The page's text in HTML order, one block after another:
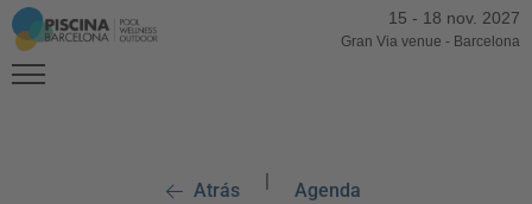
15 - 18 nov. 2027
Gran Via venue - Barcelona
Atrás | Agenda